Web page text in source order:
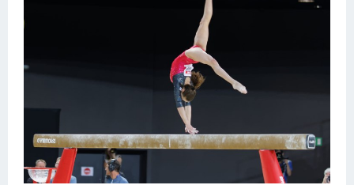
Интерьеры квартир